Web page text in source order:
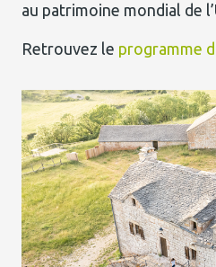
au patrimoine mondial de
Retrouvez le programme